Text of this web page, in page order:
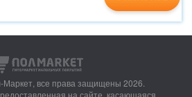
все права защищены 2026.
на сайте, касающаяся